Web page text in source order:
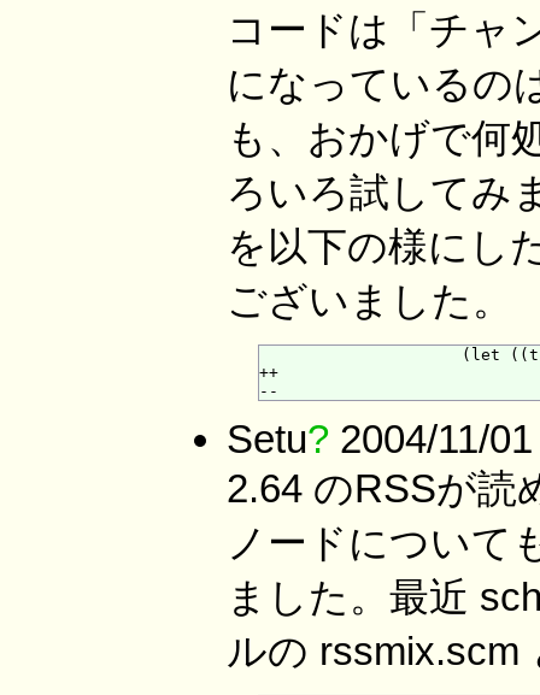
コードは「チャ
になっているの
も、おかげで何
ろいろ試してみ
を以下の様にし
ございました。
(let
++
Setu? 2004/11/
2.64 のRSSが読
ノードについて
ました。最近
ルの rssmix.scm